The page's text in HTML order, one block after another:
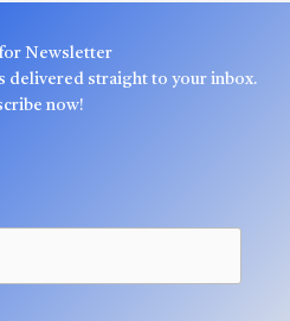
for Newsletter
delivered straight to your inbox.
now!